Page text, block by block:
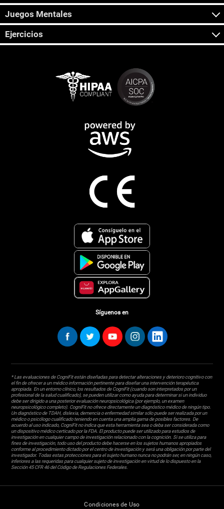
Juegos Mentales
Ejercicios
Síguenos en
* Las evaluaciones de CogniFit están diseñadas para detectar alteraciones y deterioro cognitivo con
el fin de ofrecer a un médico información pertinente para diseñar una intervención terapéutica
apropiada. En un entorno clínico, los resultados de CogniFit (cuando son interpretados por un
profesional de la salud cualificado), se pueden utilizar como ayuda para determinar si un individuo
debe ser dirigido a una posterior evaluación neuropsicológica (por ejemplo, un examen
neuropsicológico completo). CogniFit no ofrece directamente un diagnóstico médico de ningún tipo.
Un diagnóstico de TDAH, dislexia, demencia o enfermedad similar sólo puede ser realizada por un
médico o psicólogo cualificado teniendo en cuenta una amplia gama de posibles factores. De
acuerdo al uso indicado, CogniFit no indica que esta herramienta sea o deba ser considerada como
un dispositivo médico certicado por la FDA. El producto puede ser utilizado para estudios de
investigación en cualquier campo de investigación relacionado con la cognición. Si se utiliza para
fines de investigación, todo uso del producto debe hacerse en los sujetos humanos apropiados
conforme al procedimiento dictado por el centro de investigación y será una obligación por parte del
investigador. Todas estas protecciones para el sujeto humano nunca no podrán ser, en ningún caso,
inferiores a las requeridas para cualquier sujeto de investigación en virtud de lo dispuesto en la
Sección 45 CFR 46 del Código de Regulaciones Federales.
Condiciones de Uso